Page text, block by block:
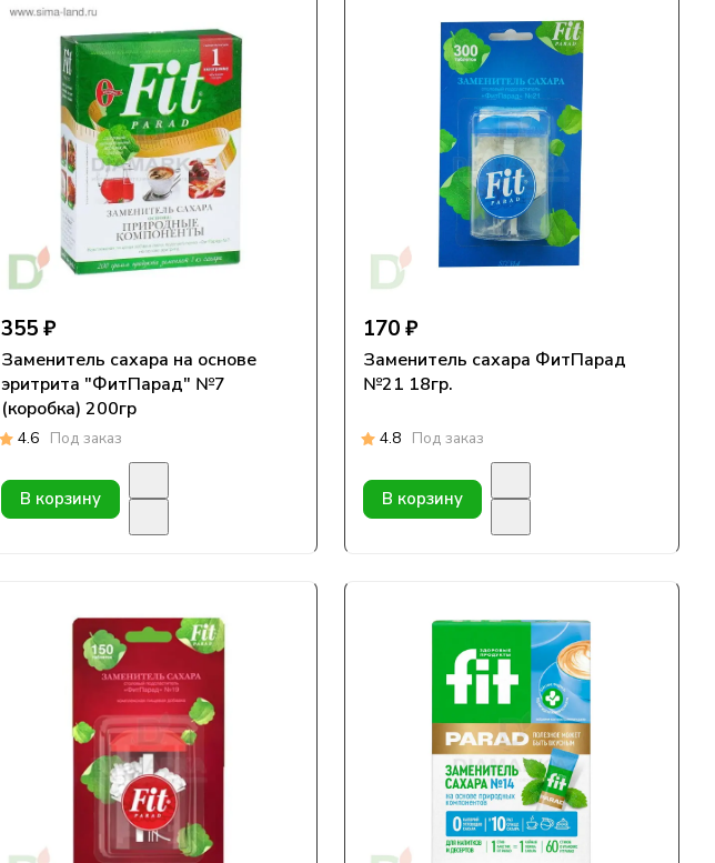
355 ₽
Заменитель сахара на основе
эритрита "ФитПарад" №7
(коробка) 200гр
4.6 Под заказ
В корзину
170 ₽
Заменитель сахара ФитПарад
№21 18гр.
4.8 Под заказ
В корзину